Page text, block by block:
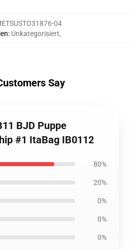
04
: Unkategorisiert,
Say
BJD Puppe
#1 ItaBag IB0112
80%
20%
0%
0%
0%